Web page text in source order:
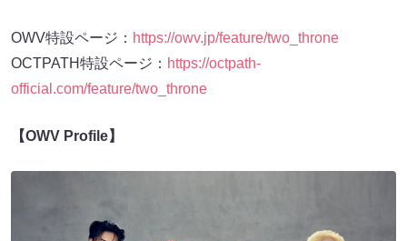
OWV特設ページ： https://owv.jp/feature/two_throne
OCTPATH特設ページ： https://octpath-
official.com/feature/two_throne
【OWV Profile】